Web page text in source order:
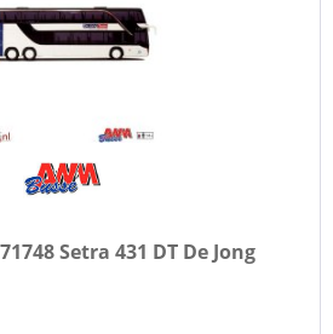
Setra 431 DT De Jong